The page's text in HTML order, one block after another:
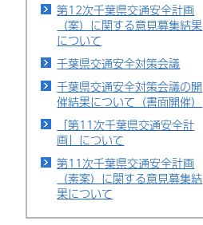
第12次千葉県交通安全計画
（案）に関する意見募集結果
について
千葉県交通安全対策会議
千葉県交通安全対策会議の開
催結果について（書面開催）
「第11次千葉県交通安全計
画」について
第11次千葉県交通安全計画
（素案）に関する意見募集結
果について